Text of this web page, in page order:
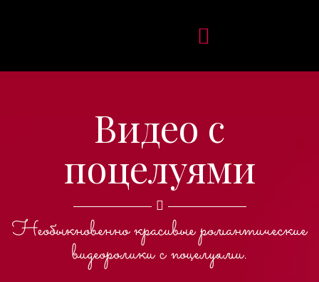
Видео с
поцелуями
Необыкновенно красивые романтические
видеоролики с поцелуями.